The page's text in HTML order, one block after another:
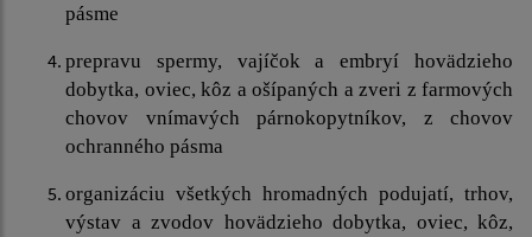
pásme
prepravu spermy, vajíčok a embryí hovädzieho
dobytka, oviec, kôz a ošípaných a zveri z farmových
chovov vnímavých párnokopytníkov, z chovov
ochranného pásma
organizáciu všetkých hromadných podujatí, trhov,
výstav a zvodov hovädzieho dobytka, oviec, kôz,